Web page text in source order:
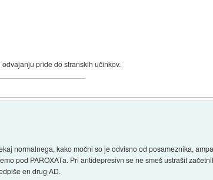
pride do stranskih učinkov.
normalnega, kako močni so je odvisno od posameznika,
pod PAROXATa. Pri antidepresivn se ne smeš ustrašit
en drug AD.